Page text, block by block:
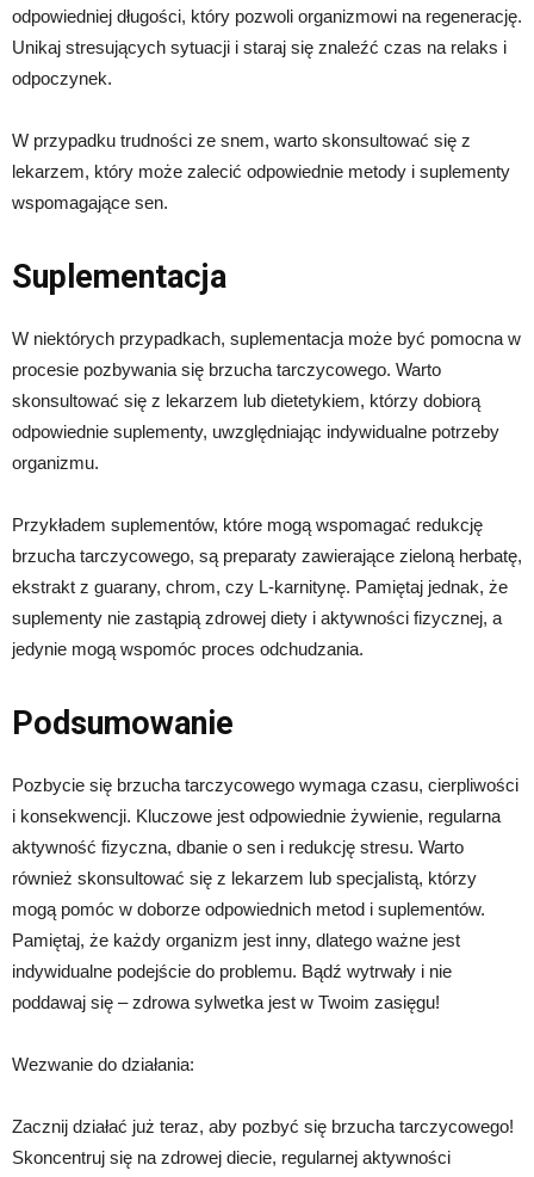
odpowiedniej długości, który pozwoli organizmowi na regenerację.
Unikaj stresujących sytuacji i staraj się znaleźć czas na relaks i
odpoczynek.
W przypadku trudności ze snem, warto skonsultować się z
lekarzem, który może zalecić odpowiednie metody i suplementy
wspomagające sen.
Suplementacja
W niektórych przypadkach, suplementacja może być pomocna w
procesie pozbywania się brzucha tarczycowego. Warto
skonsultować się z lekarzem lub dietetykiem, którzy dobiorą
odpowiednie suplementy, uwzględniając indywidualne potrzeby
organizmu.
Przykładem suplementów, które mogą wspomagać redukcję
brzucha tarczycowego, są preparaty zawierające zieloną herbatę,
ekstrakt z guarany, chrom, czy L-karnitynę. Pamiętaj jednak, że
suplementy nie zastąpią zdrowej diety i aktywności fizycznej, a
jedynie mogą wspomóc proces odchudzania.
Podsumowanie
Pozbycie się brzucha tarczycowego wymaga czasu, cierpliwości
i konsekwencji. Kluczowe jest odpowiednie żywienie, regularna
aktywność fizyczna, dbanie o sen i redukcję stresu. Warto
również skonsultować się z lekarzem lub specjalistą, którzy
mogą pomóc w doborze odpowiednich metod i suplementów.
Pamiętaj, że każdy organizm jest inny, dlatego ważne jest
indywidualne podejście do problemu. Bądź wytrwały i nie
poddawaj się – zdrowa sylwetka jest w Twoim zasięgu!
Wezwanie do działania:
Zacznij działać już teraz, aby pozbyć się brzucha tarczycowego!
Skoncentruj się na zdrowej diecie, regularnej aktywności